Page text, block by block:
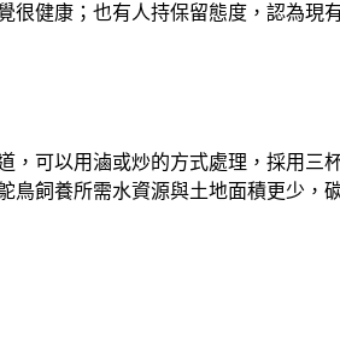
健康；也有人持保留態度，認為現
可以用滷或炒的方式處理，採用
飼養所需水資源與土地面積更少，